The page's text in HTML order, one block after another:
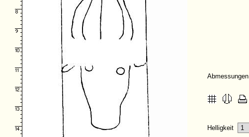
Abmessungen
Helligkeit